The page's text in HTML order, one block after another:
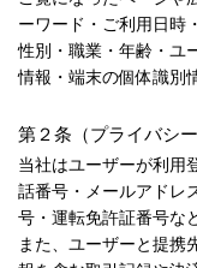
ーワード・ご利用日時
性別・職業・年齢・ユ
情報・端末の個体識別
第２条（プライバシ
当社はユーザーが利用
話番号・メールアドレ
号・運転免許証番号な
また、ユーザーと提携